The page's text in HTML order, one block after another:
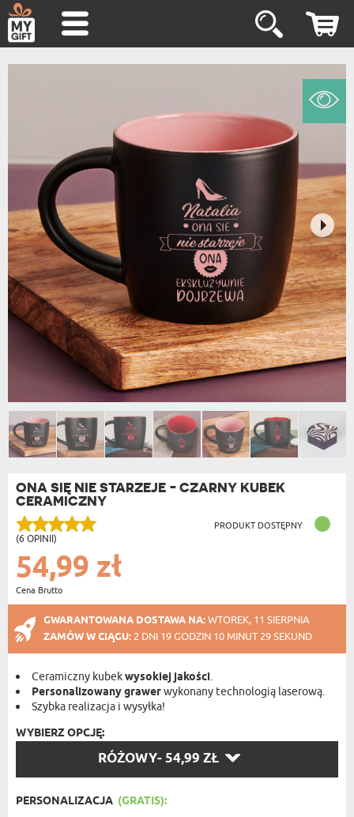
ONA SIĘ NIE STARZEJE - CZARNY KUBEK
CERAMICZNY
(6 OPINII)
PRODUKT DOSTĘPNY
54,99 zł
Cena Brutto
GWARANTOWANA DOSTAWA NA:WTOREK, 11 SIERPNIA
ZAMÓW W CIĄGU: 2 DNI 19 GODZIN 10 MINUT 29 SEKUND
Ceramiczny kubekwysokiej jakości.
Personalizowany grawerwykonany technologią laserową.
Szybka realizacja i wysyłka!
WYBIERZ OPCJĘ:
RÓŻOWY- 54,99 ZŁ
PERSONALIZACJA (GRATIS):